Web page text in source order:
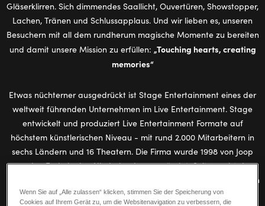
Gläserklirren. Sich dimmendes Saallicht, Ouvertüren, Showstopper,
Lachen, Tränen und Schlussapplaus. Und wir lieben es, unseren
Besuchern mit all dem rundherum magische Momente zu bereiten
und damit unsere Mission zu erfüllen: „Touching hearts, creating
memories“
Etwas nüchterner ausgedrückt ist Stage Entertainment eines der
weltweit führenden Unternehmen im Live Entertainment. Stage
entwickelt und produziert Live Entertainment Formate auf
höchstem künstlerischen Niveau - mit rund 2.000 Mitarbeitern in
sechs Ländern und 16 Theatern. Die Firma wurde 1998 von Joop
van den Ende in den Niederlanden gegründet. Seit 2018 ist das
US-amerikanische Medienunternehmen ADVANCE Eigentümer von
Stage Entertainment.
Wenn Sie auf „Alle zulassen“ klicken, stimmen Sie der Speicherung von
Cookies auf Ihrem Gerät zu, um die Websitenavigation zu verbessern, die